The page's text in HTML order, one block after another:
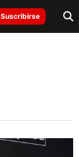
Suscribirse